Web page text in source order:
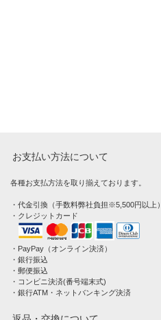
お支払い方法について
各種お支払方法を取り揃えております。
・代金引換（手数料弊社負担※5,500円以上）
・クレジットカード
・PayPay（オンライン決済）
・銀行振込
・郵便振込
・コンビニ決済(番号端末式)
・銀行ATM・ネットバンキング決済